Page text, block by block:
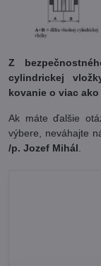
Z
cylindrickej
kovanie o viac ako
Ak máte ďalšie
výbere, neváhajte
/p. Jozef Mihál